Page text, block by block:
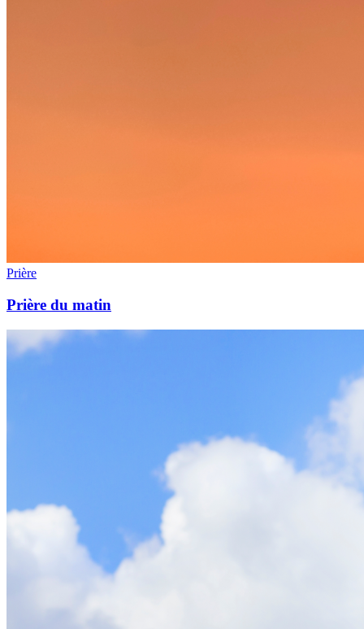
Prière
Prière du matin